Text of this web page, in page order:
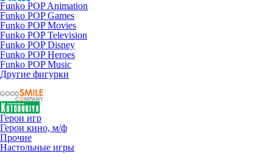
Funko POP Animation
Funko POP Games
Funko POP Movies
Funko POP Television
Funko POP Disney
Funko POP Heroes
Funko POP Music
Другие фигурки
Герои игр
Герои кино, м/ф
Прочие
Настольные игры